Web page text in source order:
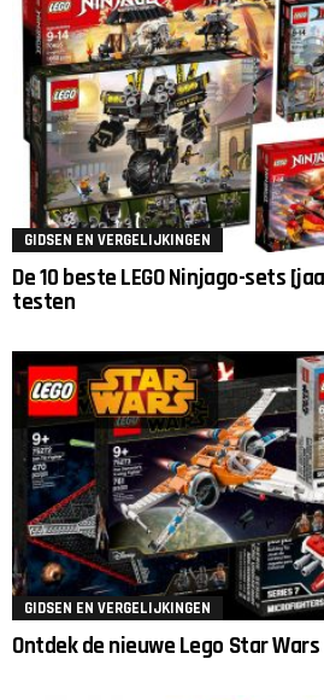
GIDSEN EN VERGELIJKINGEN
De 10 beste LEGO Ninjago-sets
testen
GIDSEN EN VERGELIJKINGEN
Ontdek de nieuwe Lego Star